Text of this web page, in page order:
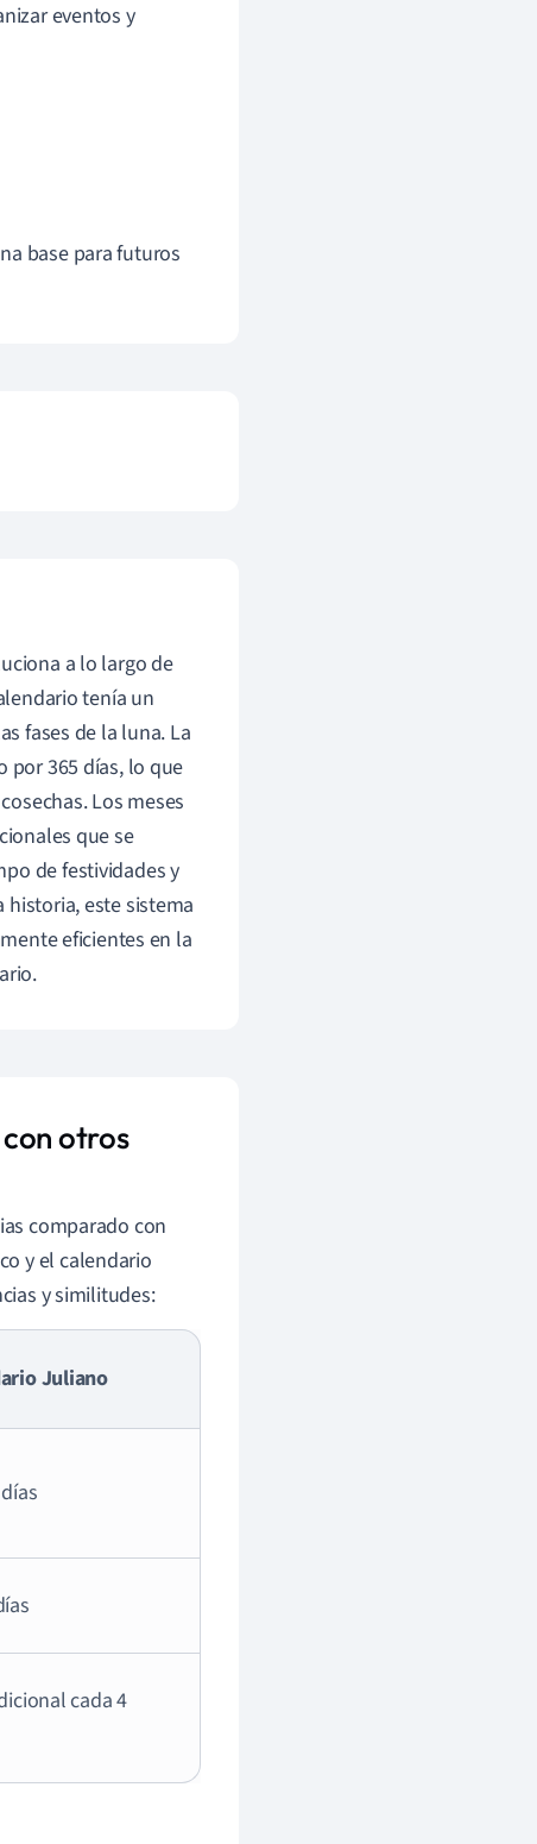
eventos y
base para futuros
a lo largo de
tenía un
fases de la luna. La
por 365 días, lo que
Los meses
que se
de festividades y
historia, este sistema
eficientes en la
otros
comparado con
y el calendario
y similitudes:
Juliano
cada 4